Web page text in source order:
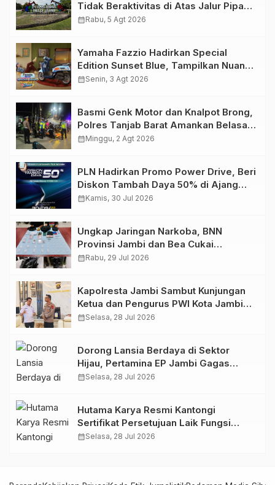
Tidak Beraktivitas di Atas Jalur Pipa
Migas Demi Keselamatan Bersama
calendar_monthRabu, 5 Agt 2026
Yamaha Fazzio Hadirkan Special
Edition Sunset Blue, Tampilkan Nuansa
Retro Summer yang Semakin Skena
calendar_monthSenin, 3 Agt 2026
Basmi Genk Motor dan Knalpot Brong,
Polres Tanjab Barat Amankan Belasan
Kendaraan
calendar_monthMinggu, 2 Agt 2026
PLN Hadirkan Promo Power Drive, Beri
Diskon Tambah Daya 50% di Ajang
GIIAS 2026
calendar_monthKamis, 30 Jul 2026
Ungkap Jaringan Narkoba, BNN
Provinsi Jambi dan Bea Cukai
Amankan Sembilan Pelaku beserta
calendar_monthRabu, 29 Jul 2026
Kapolresta Jambi Sambut Kunjungan
Ketua dan Pengurus PWI Kota Jambi
Perkuat Sinergi dan Kolaborasi
calendar_monthSelasa, 28 Jul 2026
Dorong Lansia Berdaya di Sektor
Hijau, Pertamina EP Jambi Gagas
Lansiapreneur Batik Eco-Print
calendar_monthSelasa, 28 Jul 2026
Hutama Karya Resmi Kantongi
Sertifikat Persetujuan Laik Fungsi
Struktur Jembatan Musi V Tol
calendar_monthSelasa, 28 Jul 2026